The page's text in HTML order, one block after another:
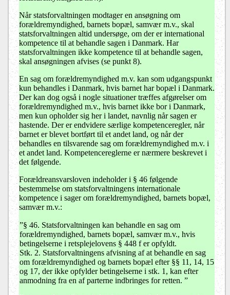
Når statsforvaltningen modtager en ansøgning om
forældremyndighed, barnets bopæl, samvær m.v., skal
statsforvaltningen altid undersøge, om der er international
kompetence til at behandle sagen i Danmark. Har
statsforvaltningen ikke kompetence til at behandle sagen,
skal ansøgningen afvises (se punkt 8).
En sag om forældremyndighed m.v. kan som udgangspunkt
kun behandles i Danmark, hvis barnet har bopæl i Danmark.
Der kan dog også i nogle situationer træffes afgørelser om
forældremyndighed m.v., hvis barnet ikke bor i Danmark,
men kun opholder sig her i landet, navnlig når sagen er
hastende. Der er endvidere særlige kompetenceregler, når
barnet er blevet bortført til et andet land, og når der
behandles en tilsvarende sag om forældremyndighed m.v. i
et andet land. Kompetencereglerne er nærmere beskrevet i
det følgende.
Forældreansvarsloven indeholder i § 46 følgende
bestemmelse om statsforvaltningens internationale
kompetence i sager om forældremyndighed, barnets bopæl,
samvær m.v.:
”§ 46. Statsforvaltningen kan behandle en sag om
forældremyndighed, barnets bopæl, samvær m.v., hvis
betingelserne i retsplejelovens § 448 f er opfyldt.
Stk. 2. Statsforvaltningens afvisning af at behandle en sag
om forældremyndighed og barnets bopæl efter §§ 11, 14, 15
og 17, der ikke opfylder betingelserne i stk. 1, kan efter
anmodning fra en af parterne indbringes for retten. ”